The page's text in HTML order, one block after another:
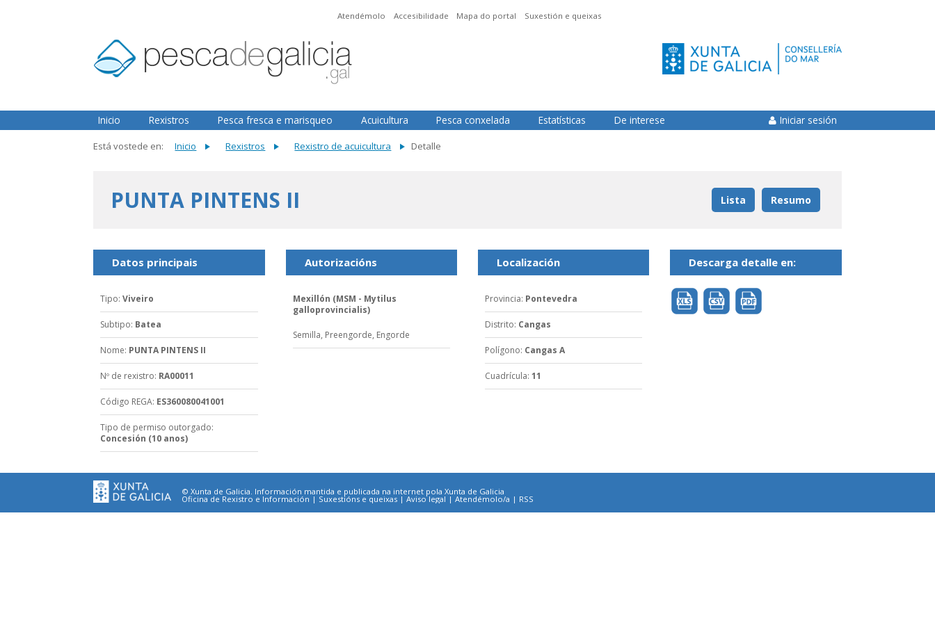
Atendémolo Accesibilidade Mapa do portal Suxestión e queixas
Inicio
Rexistros Pesca fresca e marisqueo Acuicultura Pesca conxelada Estatísticas De interese Iniciar sesión
Está vostede en: Inicio Rexistros Rexistro de acuicultura Detalle
PUNTA PINTENS II Lista Resumo
Datos principais
Tipo:Viveiro
Subtipo: Batea
Nome: PUNTA PINTENS II
Nº de rexistro: RA00011
Código REGA: ES360080041001
Tipo de permiso outorgado:
Concesión (10 anos)
Autorizacións
Mexillón (MSM - Mytilus
galloprovincialis)
Semilla, Preengorde, Engorde
Localización
Provincia: Pontevedra
Distrito: Cangas
Polígono: Cangas A
Cuadrícula: 11
Descarga detalle en:
© Xunta de Galicia. Información mantida e publicada na internet pola Xunta de Galicia
Oficina de Rexistro e Información | Suxestións e queixas| Aviso legal | Atendémolo/a | RSS